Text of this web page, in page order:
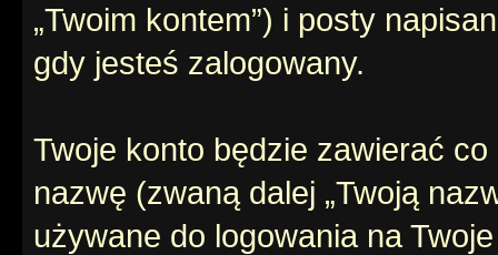
„Twoim kontem”) i posty
gdy jesteś zalogowany.
Twoje konto będzie zawierać
nazwę (zwaną dalej „Twoją
używane do logowania na